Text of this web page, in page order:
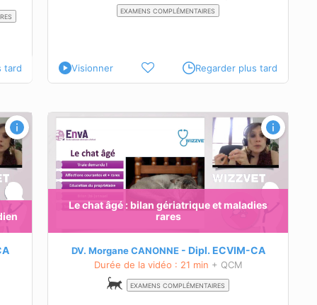
tard
EXAMENS COMPLÉMENTAIRES
Visionner Regarder plus tard
Le chat âgé : bilan gériatrique et maladies
rares
DV. Morgane CANONNE Dipl. ECVIM-CA
Durée de la vidéo : 21 min + QCM
EXAMENS COMPLÉMENTAIRES
du chat